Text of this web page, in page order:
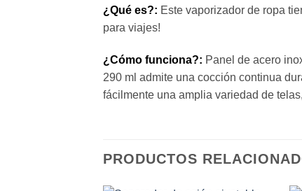
¿Qué es?: Este vaporizador de ropa
para viajes!
¿Cómo funciona?: Panel de acero
290 ml admite una cocción continua
fácilmente una amplia variedad de
PRODUCTOS